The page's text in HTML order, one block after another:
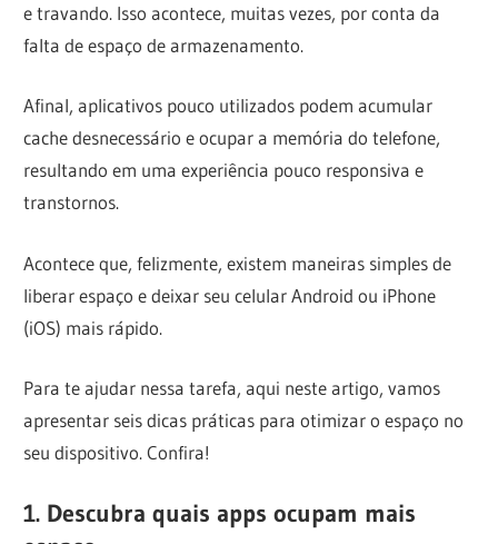
e travando. Isso acontece, muitas vezes, por conta da
falta de espaço de armazenamento.
Afinal, aplicativos pouco utilizados podem acumular
cache desnecessário e ocupar a memória do telefone,
resultando em uma experiência pouco responsiva e
transtornos.
Acontece que, felizmente, existem maneiras simples de
liberar espaço e deixar seu celular Android ou iPhone
(iOS) mais rápido.
Para te ajudar nessa tarefa, aqui neste artigo, vamos
apresentar seis dicas práticas para otimizar o espaço no
seu dispositivo. Confira!
1. Descubra quais apps ocupam mais